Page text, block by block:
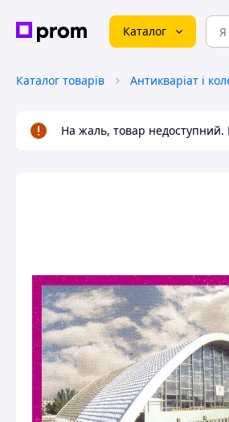
Каталог
Каталог товарів Антикваріат і
На жаль, товар недоступний.